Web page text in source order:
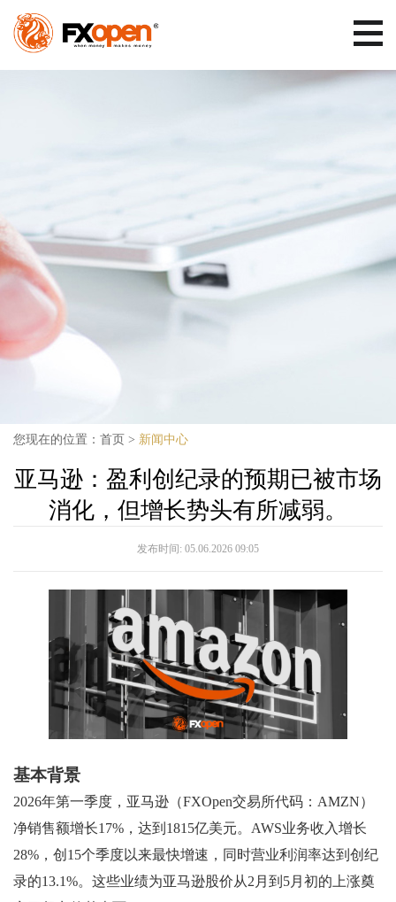
您现在的位置： 首页 > 新闻中心
亚马逊：盈利创纪录的预期已被市场
消化，但增长势头有所减弱。
发布时间: 05.06.2026 09:05
基本背景
2026年第一季度，亚马逊（FXOpen交易所代码：AMZN）
净销售额增长17%，达到1815亿美元。AWS业务收入增长
28%，创15个季度以来最快增速，同时营业利润率达到创纪
录的13.1%。这些业绩为亚马逊股价从2月到5月初的上涨奠